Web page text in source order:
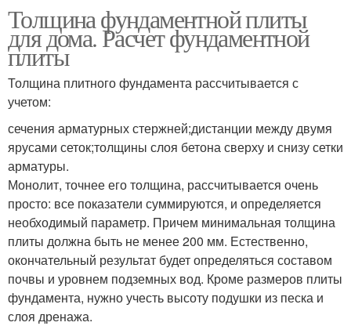
Толщина фундаментной плиты
для дома. Расчет фундаментной
плиты
Толщина плитного фундамента рассчитывается с
учетом:
сечения арматурных стержней;дистанции между двумя
ярусами сеток;толщины слоя бетона сверху и снизу сетки
арматуры.
Монолит, точнее его толщина, рассчитывается очень
просто: все показатели суммируются, и определяется
необходимый параметр. Причем минимальная толщина
плиты должна быть не менее 200 мм. Естественно,
окончательный результат будет определяться составом
почвы и уровнем подземных вод. Кроме размеров плиты
фундамента, нужно учесть высоту подушки из песка и
слоя дренажа.